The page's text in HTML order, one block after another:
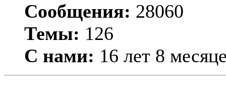
Сообщения: 28060
Темы: 126
С нами: 16 лет 8